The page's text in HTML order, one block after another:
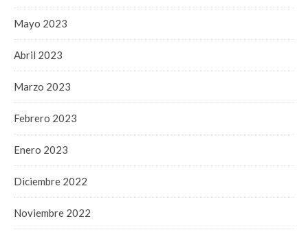
Mayo 2023
Abril 2023
Marzo 2023
Febrero 2023
Enero 2023
Diciembre 2022
Noviembre 2022